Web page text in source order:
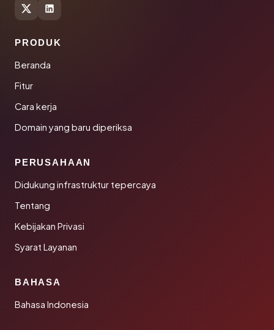
PRODUK
Beranda
Fitur
Cara kerja
Domain yang baru diperiksa
PERUSAHAAN
Didukung infrastruktur tepercaya
Tentang
Kebijakan Privasi
Syarat Layanan
BAHASA
Bahasa Indonesia